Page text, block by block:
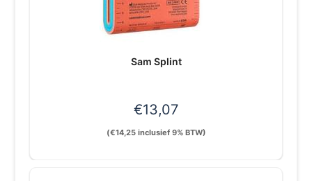
Sam Splint
€13,07
(€14,25inclusief 9% BTW)